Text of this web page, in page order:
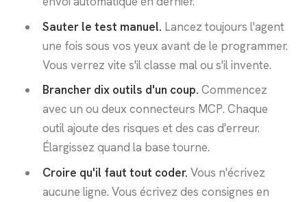
Sauter le test manuel. Lancez toujours l'agent
une fois sous vos yeux avant de le programmer.
Vous verrez vite s'il classe mal ou s'il invente.
Brancher dix outils d'un coup. Commencez
avec un ou deux connecteurs MCP. Chaque
outil ajoute des risques et des cas d'erreur.
Élargissez quand la base tourne.
Croire qu'il faut tout coder. Vous n'écrivez
aucune ligne. Vous écrivez des consignes en